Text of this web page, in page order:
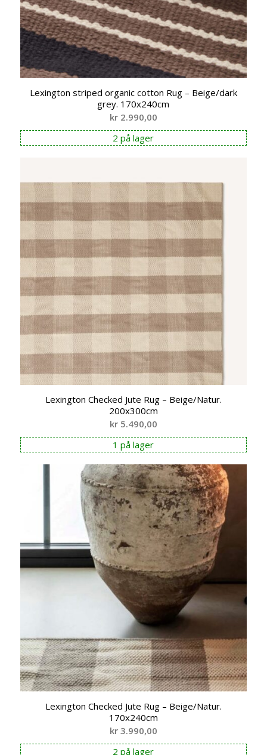
Lexington striped organic cotton Rug – Beige/dark
grey. 170x240cm
kr2.990,00
2 på lager
Lexington Checked Jute Rug – Beige/Natur.
200x300cm
kr5.490,00
1 på lager
Lexington Checked Jute Rug – Beige/Natur.
170x240cm
kr3.990,00
2 på lager